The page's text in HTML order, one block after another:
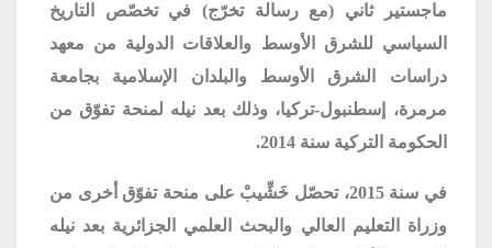
ماجستير ثاني (مع رسالة تخرّج) في تخصّص التاريخ
السياسي للشرق الأوسط والعلاقات الدولية من معهد
دراسات الشرق الأوسط والبلدان الإسلامية بجامعة
مرمرة، إسطنبول-تركيا، وذلك بعد نيله لمنحة تفوّق من
الحكومة التركية سنة 2014.
في سنة 2015، تحصّل خَشِّيبْ على منحة تفوّق أخرى من
وزراة التعليم العالي والبحث العلمي الجزائرية بعد نيله